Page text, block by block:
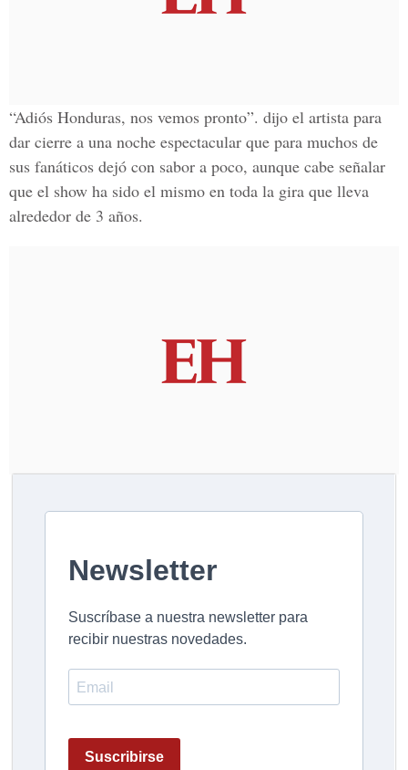
“Adiós Honduras, nos vemos pronto”. dijo el artista para
dar cierre a una noche espectacular que para muchos de
sus fanáticos dejó con sabor a poco, aunque cabe señalar
que el show ha sido el mismo en toda la gira que lleva
alrededor de 3 años.